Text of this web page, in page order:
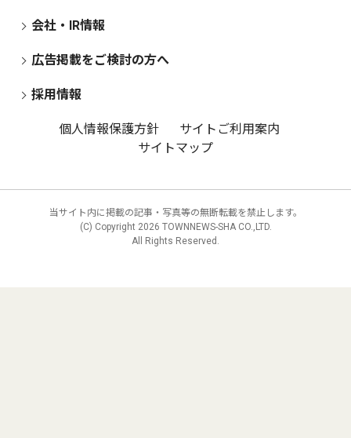
会社・IR情報
広告掲載をご検討の方へ
採用情報
個人情報保護方針
サイトご利用案内
サイトマップ
当サイト内に掲載の記事・写真等の無断転載を禁止します。
(C) Copyright 2026 TOWNNEWS-SHA CO.,LTD.
All Rights Reserved.